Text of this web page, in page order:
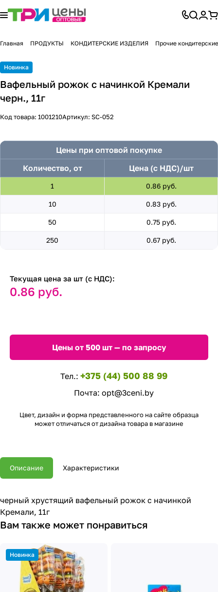
Главная ПРОДУКТЫ КОНДИТЕРСКИЕ ИЗДЕЛИЯ Прочие
Новинка
Вафельный рожок с начинкой Кремали
черн., 11г
Код товара: 1001210Артикул: SC-052
Цены при оптовой покупке
Количество, от
Цена (с НДС)/шт
1 0.86 руб.
10 0.83 руб.
50 0.75 руб.
250 0.67 руб.
Текущая цена за шт (с НДС):
0.86 руб.
Цены от 500 шт — по запросу
Тел.: +375 (44) 500 88 99
Почта: opt@3ceni.by
Цвет, дизайн и форма представленного на сайте образца
может отличаться от дизайна товара в магазине
Описание Характеристики
черный хрустящий вафельный рожок с начинкой
Кремали, 11г
Вам также может понравиться
Новинка